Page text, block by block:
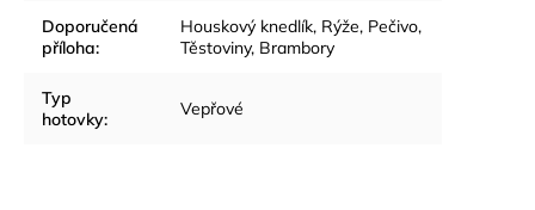
Doporučená
příloha:
Houskový knedlík, Rýže, Pečivo,
Těstoviny, Brambory
Typ
hotovky: Vepřové